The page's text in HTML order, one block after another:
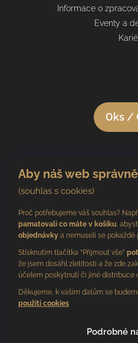
Aby náš web
(souhlas s cookies)
Proč potřebujeme váš souhlas?
pamatovali co máte v košíku,
objednávky a nemuseli se pokaždé
Stísknutím tlačítka “Přijmout vše”
že jsem dosáhl zletitosti a že zde
účelem poskytnutí či jiné distribuce
Děkujeme, k vašim datům se
použití cookies
Podrobné
Informace o
Eventy a
0ks /
Sledujte